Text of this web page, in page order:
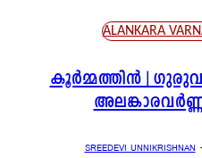
ALANKARA
കൂർമ്മത്തിൻ |
SREEDEVI UNNIKRISHNAN